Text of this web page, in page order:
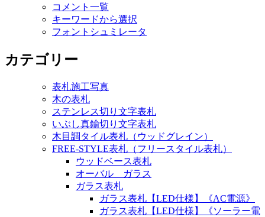
コメント一覧
キーワードから選択
フォントシュミレータ
カテゴリー
表札施工写真
木の表札
ステンレス切り文字表札
いぶし真鍮切り文字表札
木目調タイル表札（ウッドグレイン）
FREE-STYLE表札（フリースタイル表札）
ウッドベース表札
オーバル ガラス
ガラス表札
ガラス表札【LED仕様】《AC電源》
ガラス表札【LED仕様】《ソーラー電